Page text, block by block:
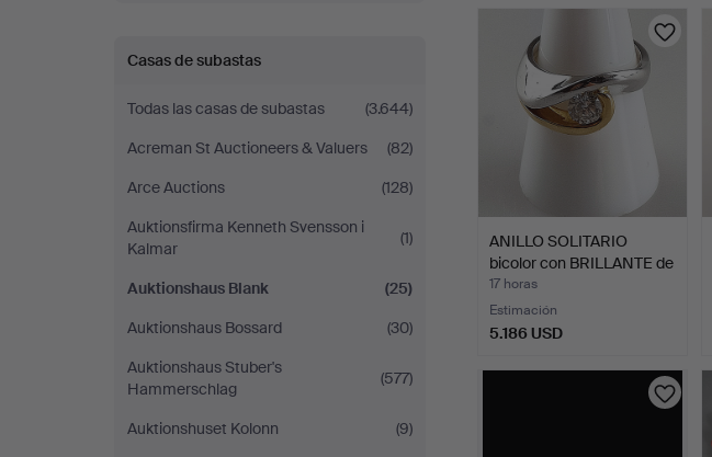
Casas de subastas
Todas las casas de subastas
(3.644)
Acreman St Auctioneers & Valuers
(82)
Arce Auctions
(128)
Auktionsfirma Kenneth Svensson i
Kalmar
(1)
Auktionshaus Blank
(25)
Auktionshaus Bossard
(30)
Auktionshaus Stuber's
Hammerschlag
(577)
Auktionshuset Kolonn
(9)
ANILLO SOLITARIO
bicolor con BRILLANTE de
…
17 horas
Estimación
5.186 USD